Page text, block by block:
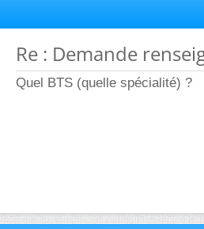
Re : Demande
Quel BTS (quelle spécialité) ?